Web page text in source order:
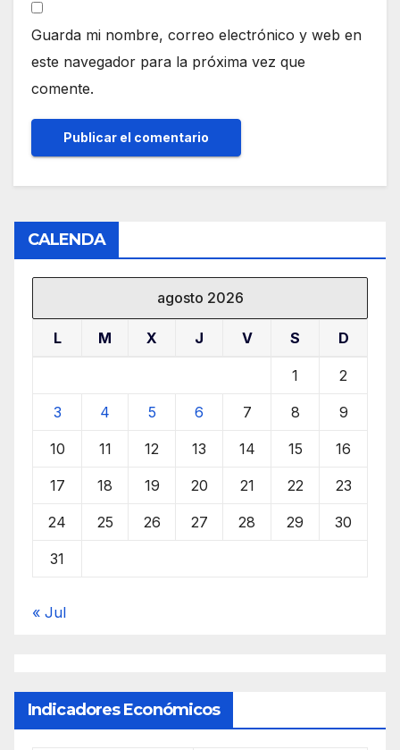
Guarda mi nombre, correo electrónico y web en
este navegador para la próxima vez que
comente.
CALENDA
agosto 2026
L M X J V S D
1 2
3 4 5 6 7 8 9
10 11 12 13 14 15 16
17 18 19 20 21 22 23
24 25 26 27 28 29 30
31
« Jul
Indicadores Económicos